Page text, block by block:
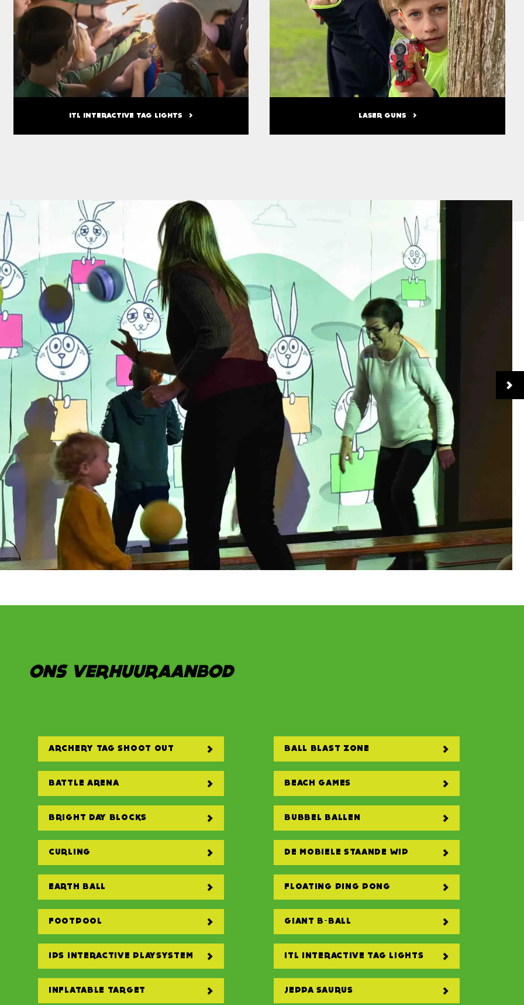
ITL INTERACTIVE TAG LIGHTS LASER GUNS
ONS VERHUURAANBOD
ARCHERY TAG SHOOT OUT BALL BLAST ZONE
BATTLE ARENA BEACH GAMES
BRIGHT DAY BLOCKS BUBBEL BALLEN
CURLING DE MOBIELE STAANDE WIP
EARTH BALL FLOATING PING PONG
FOOTPOOL GIANT B-BALL
IPS INTERACTIVE PLAYSYSTEM ITL INTERACTIVE TAG LIGHTS
INFLATABLE TARGET JEPPA SAURUS